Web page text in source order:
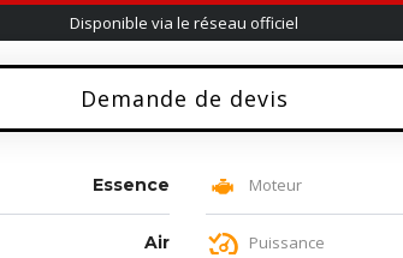
Disponible via le réseau officiel
Demande de devis
Essence Moteur
Air Puissance